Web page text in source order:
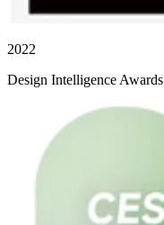
2022
Design Intelligence Awards